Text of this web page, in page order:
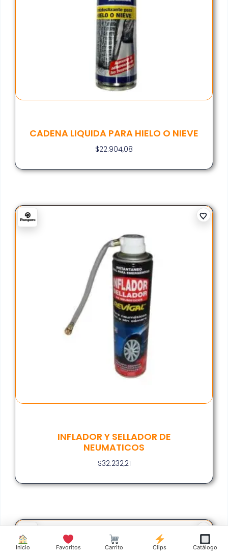
CADENA LIQUIDA PARA HIELO O NIEVE
$22.904,08
INFLADOR Y SELLADOR DE
NEUMATICOS
$32.232,21
Inicio Favoritos Carrito Clips Catálogo